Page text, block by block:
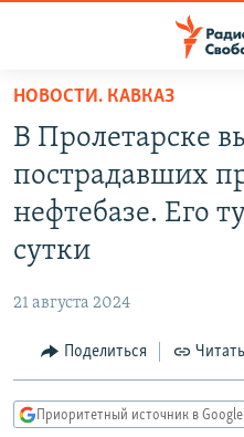
упрощенного
доступа
основному
содержанию
Вернутся
навигации
Вернутся
ПОДКАСТЫ
АВТОРСКИЕ ПРОЕКТЫ
КУЛЬТУРА
IDEL.РЕАЛИИ
КАВКАЗ.РЕАЛИИ
НОВОСТИ. КАВКАЗ
В Пролетарске
пострадавших
нефтебазе. Его
сутки
21 августа 2024
Поделиться
Приоритетный источник в Google